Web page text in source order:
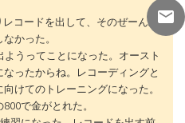
コードを出して、そのぜーんぶ
かった。
うってことになった。オースト
ったからね。レコーディングと
けてのトレーニングになった。
で金がとれた。